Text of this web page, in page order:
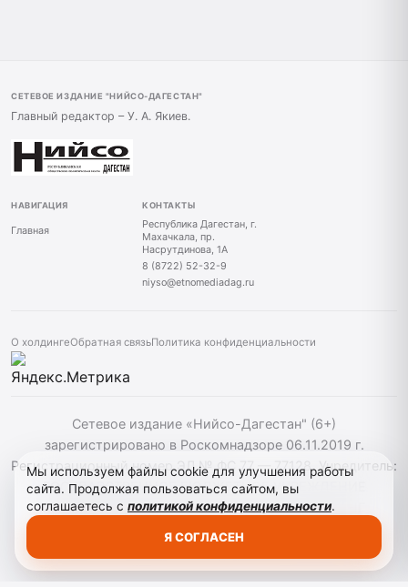
СЕТЕВОЕ ИЗДАНИЕ "НИЙСО-ДАГЕСТАН"
Главный редактор – У. А. Якиев.
НАВИГАЦИЯ
Главная
КОНТАКТЫ
Республика Дагестан, г.
Махачкала, пр.
Насрутдинова, 1А
8 (8722) 52-32-9
niyso@etnomediadag.ru
О холдингеОбратная связьПолитика конфиденциальности
Сетевое издание «Нийсо-Дагестан" (6+)
зарегистрировано в Роскомнадзоре 06.11.2019 г.
Регистрационный номер ЭЛ № ФС 77 — 77128. Учредитель:
ГОСУДАРСТВЕННОЕ БЮДЖЕТНОЕ УЧРЕЖДЕНИЕ
РЕСПУБЛИКИ ДАГЕСТАН "ЭТНОМЕДИАХОЛДИНГ
Мы используем файлы cookie для улучшения работы
сайта. Продолжая пользоваться сайтом, вы
соглашаетесь с политикой конфиденциальности.
Я СОГЛАСЕН